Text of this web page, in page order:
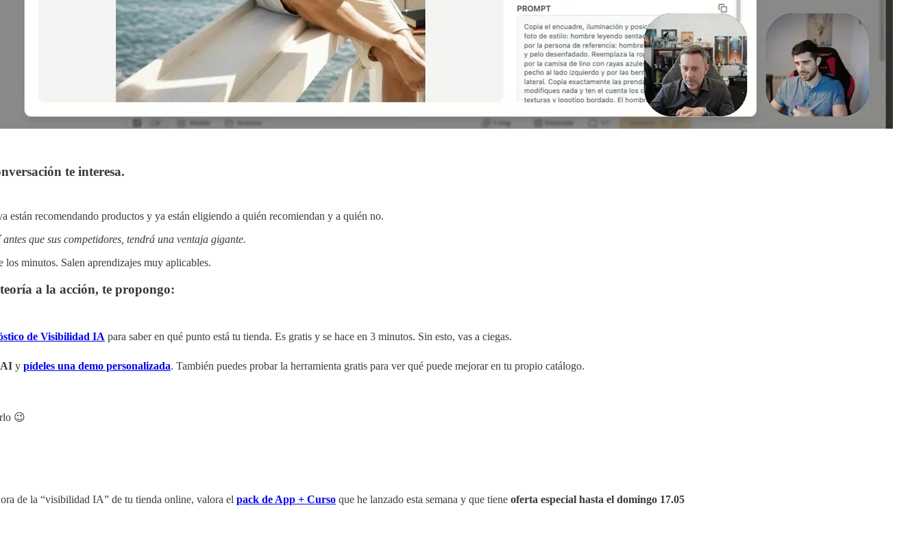
te interesa.
están recomendando productos y ya están eligiendo a quién recomiendan y a quién no.
que sus competidores, tendrá una ventaja gigante.
minutos. Salen aprendizajes muy aplicables.
a la acción, te propongo:
de Visibilidad IA para saber en qué punto está tu tienda. Es gratis y se hace en 3 minutos. Sin esto, vas a ciegas.
y pídeles una demo personalizada. También puedes probar la herramienta gratis para ver qué puede mejorar en tu propio catálogo.
😉
de la “visibilidad IA” de tu tienda online, valora el pack de App + Curso que he lanzado esta semana y que tiene oferta especial hasta el domingo 17.05